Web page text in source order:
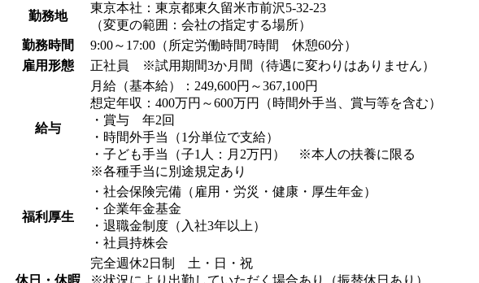
勤務地
東京本社：東京都東久留米市前沢5-32-23
（変更の範囲：会社の指定する場所）
勤務時間
9:00～17:00（所定労働時間7時間 休憩60分）
雇用形態
正社員 ※試用期間3か月間（待遇に変わりはありません）
給与
月給（基本給）：249,600円～367,100円
想定年収：400万円～600万円（時間外手当、賞与等を含む）
・賞与 年2回
・時間外手当（1分単位で支給）
・子ども手当（子1人：月2万円） ※本人の扶養に限る
※各種手当に別途規定あり
福利厚生
・社会保険完備（雇用・労災・健康・厚生年金）
・企業年金基金
・退職金制度（入社3年以上）
・社員持株会
完全週休2日制 土・日・祝